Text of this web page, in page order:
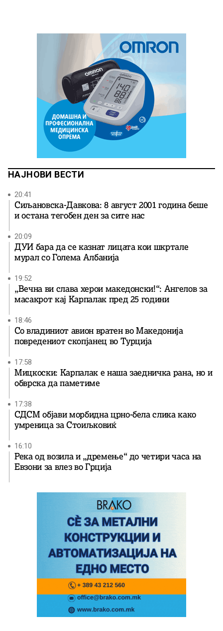
НАЈНОВИ ВЕСТИ
20:41
Сиљановска-Давкова: 8 август 2001 година беше
и остана тегобен ден за сите нас
20:09
ДУИ бара да се казнат лицата кои шкртале
мурал со Голема Албанија
19:52
„Вечна ви слава херои македонски!“: Ангелов за
масакрот кај Карпалак пред 25 години
18:46
Со владиниот авион вратен во Македонија
повредениот скопјанец во Турција
17:58
Мицкоски: Карпалак е наша заедничка рана, но и
обврска да паметиме
17:38
СДСМ објави морбидна црно-бела слика како
умреница за Стоиљковиќ
16:10
Река од возила и „дремење“ до четири часа на
Евзони за влез во Грција